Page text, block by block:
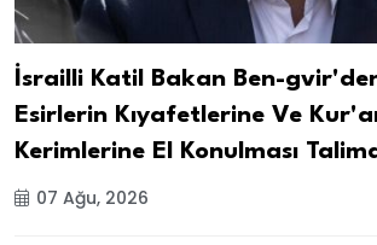
İsrailli Katil Bakan Ben-
Esirlerin Kıyafetlerine Ve
Kerimlerine El Konulması
07 Ağu, 2026